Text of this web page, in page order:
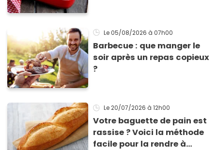
Le 05/08/2026 à 07h00
Barbecue : que manger le
soir après un repas copieux
?
Le 20/07/2026 à 12h00
Votre baguette de pain est
rassise ? Voici la méthode
facile pour la rendre à